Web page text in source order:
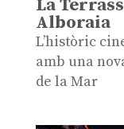
La
Alboraia
L’històric
amb una
de la Mar